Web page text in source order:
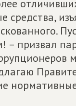
средства,
– призвал